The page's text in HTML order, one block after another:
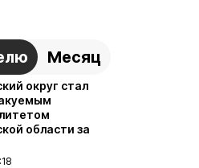
Месяц
округ стал
области за